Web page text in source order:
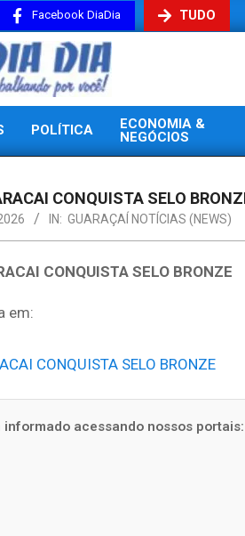
Facebook DiaDia TUDO
POLÍTICA
ECONOMIA &
NEGÓCIOS
CONQUISTA SELO
IN: GUARAÇAÍ NOTÍCIAS (NEWS)
CONQUISTA SELO BRONZE
em:
CONQUISTA SELO BRONZE
informado acessando nossos portais: